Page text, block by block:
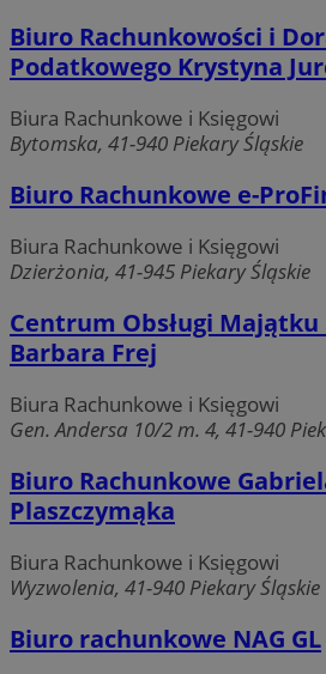
Biuro Rachunkowości i
Podatkowego Krystyna
Biura Rachunkowe i Księgowi
Bytomska, 41-940 Piekary Śląskie
Biuro Rachunkowe e-
Biura Rachunkowe i Księgowi
Dzierżonia, 41-945 Piekary Śląskie
Centrum Obsługi
Barbara Frej
Biura Rachunkowe i Księgowi
Gen. Andersa 10/2 m. 4, 41-940
Biuro Rachunkowe
Plaszczymąka
Biura Rachunkowe i Księgowi
Wyzwolenia, 41-940 Piekary Śląskie
Biuro rachunkowe NAG GL